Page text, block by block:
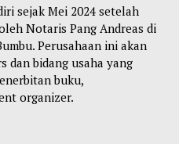
sejak Mei 2024 setelah
Notaris Pang Andreas di
Perusahaan ini akan
dan bidang usaha yang
buku,
organizer.